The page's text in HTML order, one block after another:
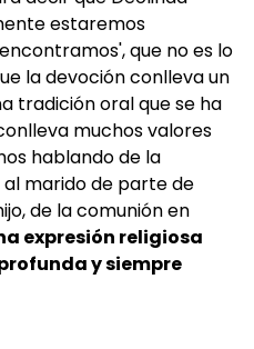
estaremos
que no es lo
la devoción conlleva un
tradición oral que se ha
muchos valores
hablando de la
marido de parte de
de la comunión en
expresión religiosa
y siempre